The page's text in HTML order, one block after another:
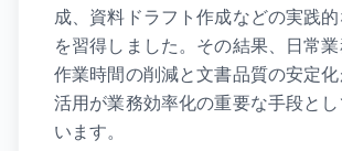
成、資料ドラフト作成などの実践
を習得しました。その結果、日常
作業時間の削減と文書品質の安定
活用が業務効率化の重要な手段と
います。